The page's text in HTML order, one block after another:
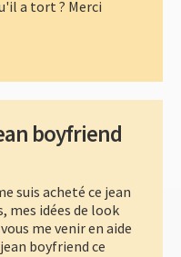
a tort ? Merci
boyfriend
suis acheté ce jean
mes idées de look
me venir en aide
boyfriend ce